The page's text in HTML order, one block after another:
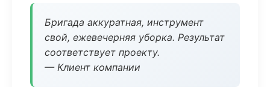
Бригада аккуратная, инструмент
свой, ежевечерняя уборка. Результат
соответствует проекту.
— Клиент компании